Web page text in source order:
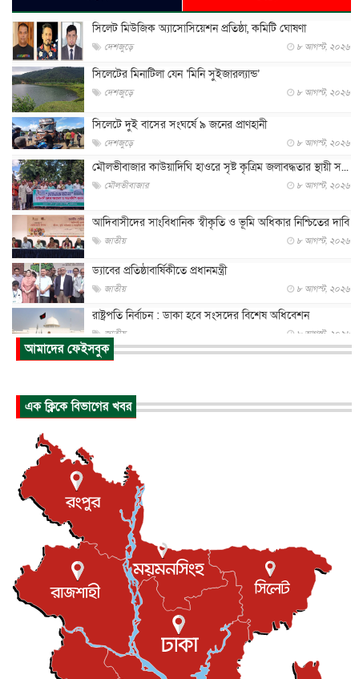
সিলেট মিউজিক অ্যাসোসিয়েশন প্রতিষ্ঠা, কমিটি ঘোষণা
দেশজুড়ে ৮ আগস্ট, ২০২৬
সিলেটের মিনাটিলা যেন ‘মিনি সুইজারল্যান্ড’
দেশজুড়ে ৮ আগস্ট, ২০২৬
সিলেটে দুই বাসের সংঘর্ষে ৯ জনের প্রাণহানী
দেশজুড়ে ৮ আগস্ট, ২০২৬
মৌলভীবাজার কাউয়াদিঘি হাওরে সৃষ্ট কৃত্রিম জলাবদ্ধতার স্থায়ী স...
মৌলভীবাজার ৮ আগস্ট, ২০২৬
আদিবাসীদের সাংবিধানিক স্বীকৃতি ও ভূমি অধিকার নিশ্চিতের দাবি
জাতীয় ৮ আগস্ট, ২০২৬
ড্যাবের প্রতিষ্ঠাবার্ষিকীতে প্রধানমন্ত্রী
জাতীয় ৮ আগস্ট, ২০২৬
রাষ্ট্রপতি নির্বাচন : ডাকা হবে সংসদের বিশেষ অধিবেশন
জাতীয় ৮ আগস্ট, ২০২৬
প্রধানমন্ত্রীর সঙ্গে সাক্ষাতে খুদে শিল্পী অনুশ্রী রায়ের স্বপ...
পাকিস্তান-তুরস্কের সঙ্গে প্রতিরক্ষা চুক্তি সৌদি আরবকে কতটা ন...
যুক্তরাজ্যে গ্রুমিং কেলেঙ্কারি : পাকিস্তানির অপরাধে অস্বস্তি...
আন্তর্জাতিক
বিরোধ কাটিয়ে কূটনৈতিক সম্পর্ক পুনঃস্থাপন করছে মেক্সিকো ও
আন্তর্জাতিক
এবার ওটিটিতে মুক্তি পেল ‘মালিক’
বিনোদন ৮ আগস্ট, ২০২৬
রিয়ালকে ‘না’ বলা রদ্রির জন্য বার্সার কাছে কত চাইল ম্যানসিটি
খেলাধুলা
শিল্পকলায় চলচ্চিত্র উৎসব, বিনা মূল্যে দেখা যাবে ৬ সিনেমা
আমাদের ফেইসবুক
এক ক্লিকে বিভাগের খবর